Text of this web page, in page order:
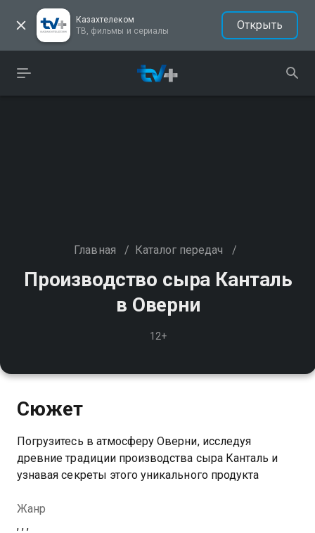
Казахтелеком
ТВ, фильмы и сериалы
Открыть
Главная / Каталог передач /
Производство сыра Канталь
в Оверни
12+
Сюжет
Погрузитесь в атмосферу Оверни, исследуя
древние традиции производства сыра Канталь и
узнавая секреты этого уникального продукта
Жанр
, , ,